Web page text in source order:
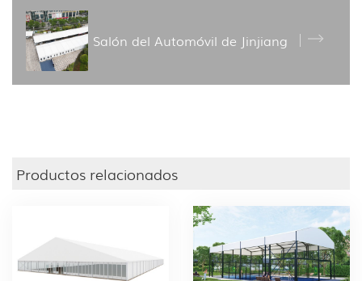
Salón del Automóvil de Jinjiang
Productos relacionados